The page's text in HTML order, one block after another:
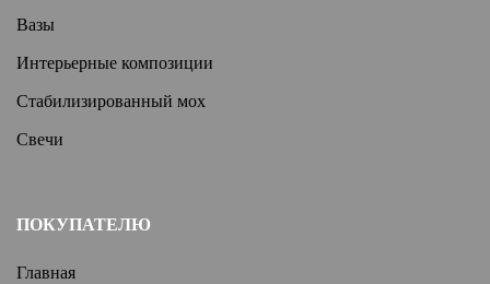
Вазы
Интерьерные композиции
Стабилизированный мох
Свечи
ПОКУПАТЕЛЮ
Главная